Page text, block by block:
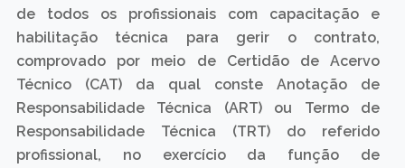
de todos os profissionais com capacitação e
habilitação técnica para gerir o contrato,
comprovado por meio de Certidão de Acervo
Técnico (CAT) da qual conste Anotação de
Responsabilidade Técnica (ART) ou Termo de
Responsabilidade Técnica (TRT) do referido
profissional, no exercício da função de